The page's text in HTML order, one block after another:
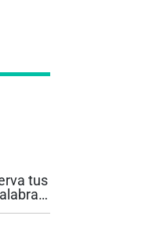
tus
en